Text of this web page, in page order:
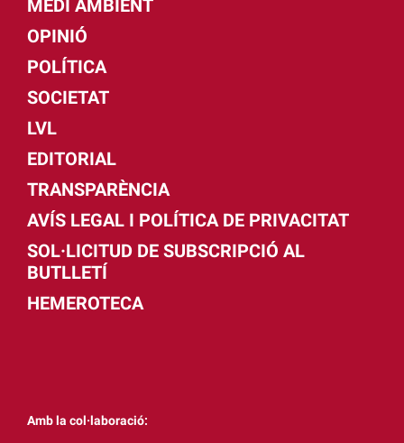
MEDI AMBIENT
OPINIÓ
POLÍTICA
SOCIETAT
LVL
EDITORIAL
TRANSPARÈNCIA
AVÍS LEGAL I POLÍTICA DE PRIVACITAT
SOL·LICITUD DE SUBSCRIPCIÓ AL
BUTLLETÍ
HEMEROTECA
Amb la col·laboració: